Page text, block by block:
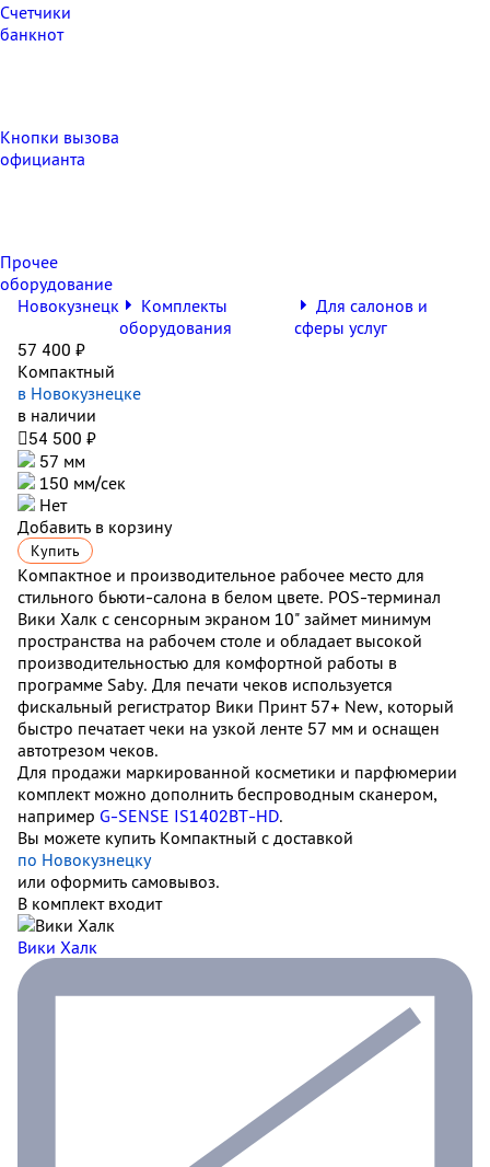
Счетчики
банкнот
Кнопки вызова
официанта
Прочее
оборудование
Новокузнецк
Комплекты
оборудования
Для салонов и
сферы услуг
57 400 ₽
Компактный
в Новокузнецке
в наличии
54 500 ₽
57 мм
150 мм/сек
Нет
Добавить в корзину
Купить
Компактное и производительное рабочее место для
стильного бьюти-салона в белом цвете. POS-терминал
Вики Халк с сенсорным экраном 10" займет минимум
пространства на рабочем столе и обладает высокой
производительностью для комфортной работы в
программе Saby. Для печати чеков используется
фискальный регистратор Вики Принт 57+ New, который
быстро печатает чеки на узкой ленте 57 мм и оснащен
автотрезом чеков.
Для продажи маркированной косметики и парфюмерии
комплект можно дополнить беспроводным сканером,
например G-SENSE IS1402BT-HD.
Вы можете купить Компактный с доставкой
по Новокузнецку
или оформить самовывоз.
В комплект входит
Вики Халк